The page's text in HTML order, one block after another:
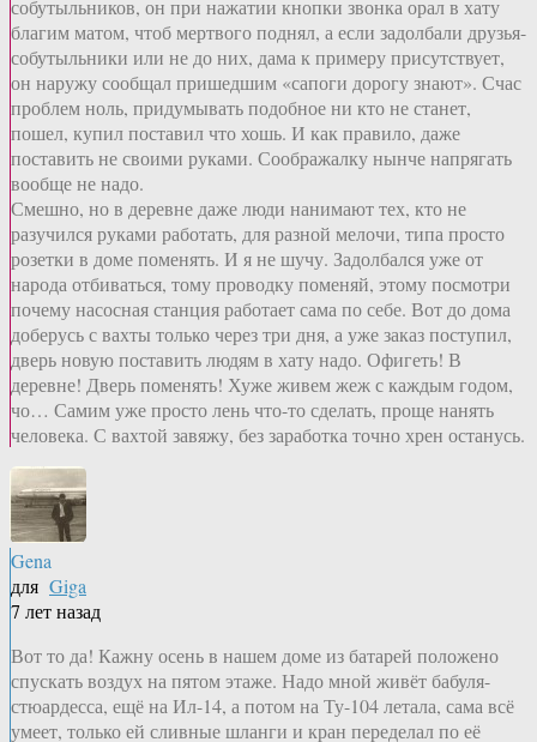
собутыльников, он при нажатии кнопки звонка орал в хату
благим матом, чтоб мертвого поднял, а если задолбали друзья-
собутыльники или не до них, дама к примеру присутствует,
он наружу сообщал пришедшим «сапоги дорогу знают». Счас
проблем ноль, придумывать подобное ни кто не станет,
пошел, купил поставил что хошь. И как правило, даже
поставить не своими руками. Соображалку нынче напрягать
вообще не надо.
Смешно, но в деревне даже люди нанимают тех, кто не
разучился руками работать, для разной мелочи, типа просто
розетки в доме поменять. И я не шучу. Задолбался уже от
народа отбиваться, тому проводку поменяй, этому посмотри
почему насосная станция работает сама по себе. Вот до дома
доберусь с вахты только через три дня, а уже заказ поступил,
дверь новую поставить людям в хату надо. Офигеть! В
деревне! Дверь поменять! Хуже живем жеж с каждым годом,
чо… Самим уже просто лень что-то сделать, проще нанять
человека. С вахтой завяжу, без заработка точно хрен останусь.
Gena
для Giga
7 лет назад
Вот то да! Кажну осень в нашем доме из батарей положено
спускать воздух на пятом этаже. Надо мной живёт бабуля-
стюардесса, ещё на Ил-14, а потом на Ту-104 летала, сама всё
умеет, только ей сливные шланги и кран переделал по её